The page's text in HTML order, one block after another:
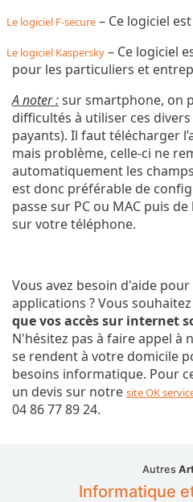
Le logiciel F-secure – Ce logiciel
Le logiciel Kaspersky – Ce logiciel
pour les particuliers et
A noter :sur smartphone, on
difficultés à utiliser ces
payants). Il faut télécharger
mais problème, celle-ci ne
automatiquement les
est donc préférable de
passe sur PC ou MAC puis
sur votre téléphone.
Vous avez besoin d'aide
applications ? Vous
que vos accès sur internet
N'hésitez pas à faire appel à
se rendent à votre domicile
besoins informatique. Pour
un devis sur notre site OK
04 86 77 89 24.
Autres
Informatique